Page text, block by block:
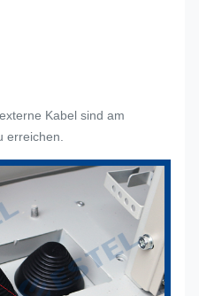
Kabel sind am
erreichen.